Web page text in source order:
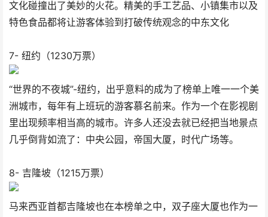
文化碰撞出了美妙的火花。精美的手工艺品、小镇集市以及
特色食品都将让游客体验到打破传统观念的中东文化
7- 纽约（1230万票）
“世界的不夜城”-纽约，出乎意料的成为了榜单上唯一一个美
洲城市，每年有上班玩的游客慕名前来。作为一个在影视剧
里出现频率相当高的城市。许多人还没去就已经把当地景点
几乎倒背如流了：中央公园，帝国大厦，时代广场等。
8- 吉隆坡（1215万票）
马来西亚首都吉隆坡也在本榜单之中，双子座大厦也作为一